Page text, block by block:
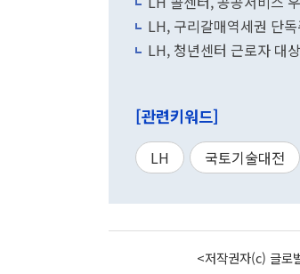
LH, 구리갈매역세권 단
LH, 청년센터 근로자 대
[관련키워드]
LH 국토기술대전
<저작권자(c) 글로